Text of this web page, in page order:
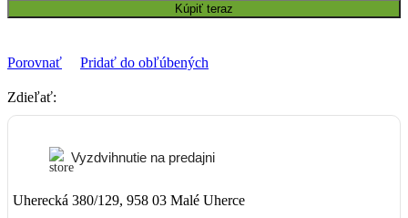
Kúpiť teraz
Porovnať Pridať do obľúbených
Zdieľať:
Vyzdvihnutie na predajni
Uherecká 380/129, 958 03 Malé Uherce